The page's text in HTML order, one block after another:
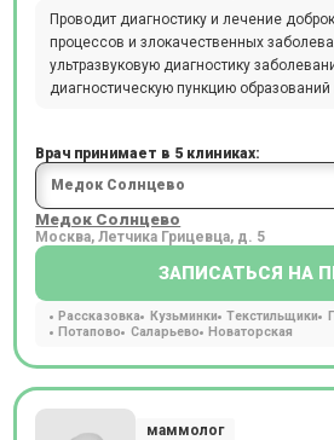
Проводит диагностику и лечение
процессов и злокачественных
ультразвуковую диагностику
диагностическую пункцию
Врач принимает в 5 клиниках:
Медок Солнцево
Москва, Летчика Грицевца, д. 5
ЗАПИСАТЬСЯ НА
Рассказовка Кузьминки Текстильщики
Потапово
Саларьево Новаторская
маммолог